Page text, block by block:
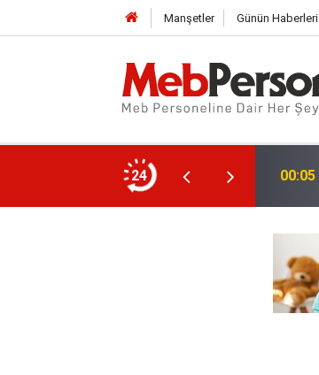
Manşetler Günün Haberleri
24
Yayımlandı, İşte Başvuru Detayları 00:05